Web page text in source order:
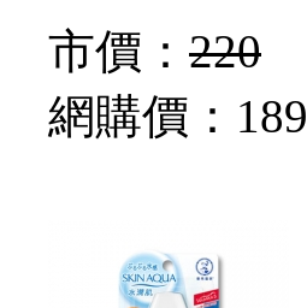
市價： 220
網購價： 189